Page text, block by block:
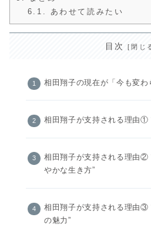
6.1.
あわせて読みたい
目次
相田翔子の現在が「今も変わ
相田翔子が支持される理由①
相田翔子が支持される理由②
やかな生き方”
相田翔子が支持される理由③
の魅力”